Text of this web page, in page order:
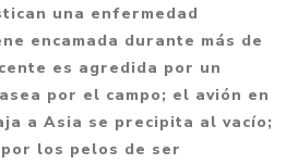
una enfermedad
encamada durante más de
es agredida por un
por el campo; el avión en
a Asia se precipita al vacío;
los pelos de ser